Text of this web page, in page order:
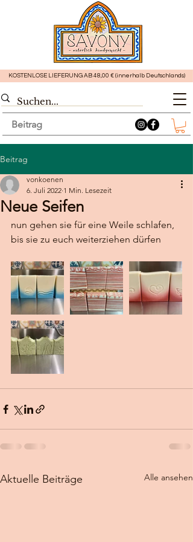
KOSTENLOSE LIEFERUNG AB 48,00 € (innerhalb Deutschlands)
Beitrag
Beitrag
Neue Seifen
vonkoenen
6. Juli 2022 1 Min. Lesezeit
nun gehen sie für eine Weile schlafen,
bis sie zu euch weiterziehen dürfen
Aktuelle Beiträge Alle ansehen